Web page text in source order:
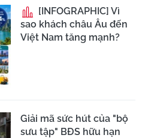
[INFOGRAPHIC] Vì
sao khách châu Âu đến
Việt Nam tăng mạnh?
Giải mã sức hút của "bộ
sưu tập" BĐS hữu hạn